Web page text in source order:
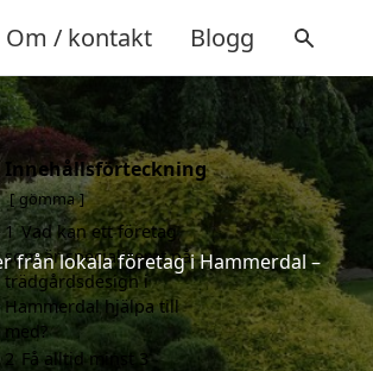
Om / kontakt Blogg
från lokala företag i Hammerdal –
Innehållsförteckning
gömma
1 Vad kan ett företag
som är specialiserat på
trädgårdsdesign i
Hammerdal hjälpa till
med?
2 Få alltid minst 3